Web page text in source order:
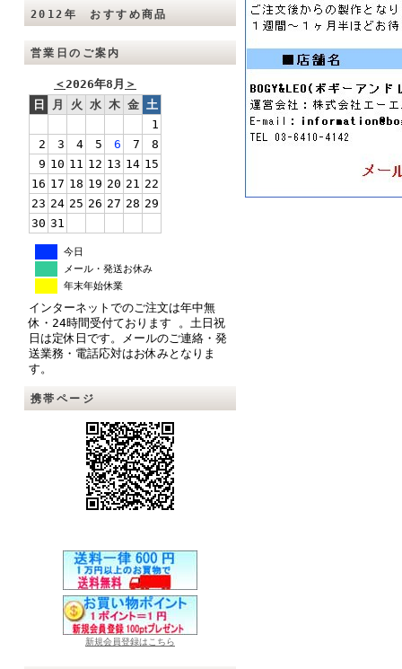
2012年 おすすめ商品
営業日のご案内
＜2026年8月 ＞
日
月 火 水 木 金 土
1
2
3 4 5 6 7
8
9 10 11 12 13 14 15
16 17 18 19 20 21 22
23 24 25 26 27 28 29
30 31
今日
メール・発送お休み
年末年始休業
インターネットでのご注文は年中無
休・24時間受付ております 。土日祝
日は定休日です。メールのご連絡・発
送業務・電話応対はお休みとなりま
す。
携帯ページ
新規会員登録はこちら